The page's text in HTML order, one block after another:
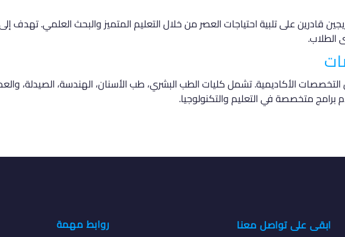
قادرين على تلبية احتياجات العصر من خلال التعليم المتميز والبحث العلمي. تهدف إلى
الطلاب.
الأكاديمية. تشمل كليات الطب البشري، طب الأسنان، الهندسة، الصيدلة،
متخصصة في التعليم والتكنولوجيا.
ابقى على تواصل معنا